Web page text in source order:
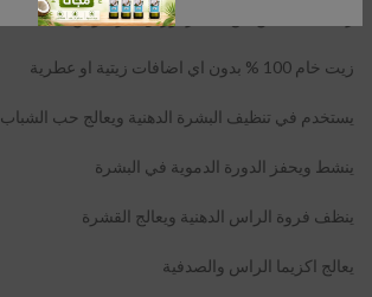
زيت مستخلص من تقطير اوراق البردقوش
زيت خام 100 % بدون اي اضافات زيتية او عطرية
يستخدم في تنظيف البشرة الدهنية ويعالج حب الشباب
ينشط ويحفز الدورة الدموية في البشرة
ينظف فروة الراس الدهنية ويعالج القشرة
يعالج اكزيما الراس والصدفية